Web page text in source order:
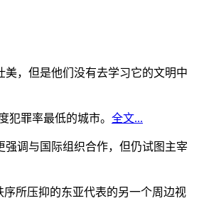
，但是他们没有去学习它的文明中
犯罪率最低的城市。 全文...
调与国际组织合作，但仍试图主宰
所压抑的东亚代表的另一个周边视